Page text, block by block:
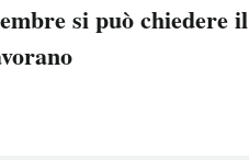
si può chiedere